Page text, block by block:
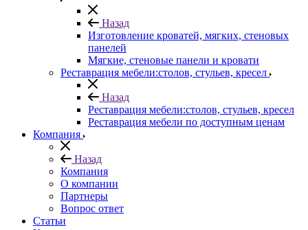
Назад
Изготовление кроватей, мягких, стеновых
панелей
Мягкие, стеновые панели и кровати
Реставрация мебели:столов, стульев, кресел
Назад
Реставрация мебели:столов, стульев, кресел
Реставрация мебели по доступным ценам
Компания
Назад
Компания
О компании
Партнеры
Вопрос ответ
Cтатьи